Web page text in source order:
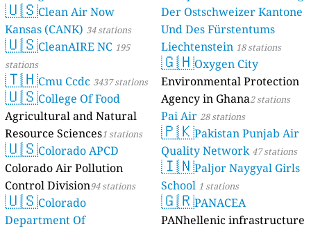
🇺🇸Clean Air Now
Kansas (CANK) 34 stations
🇺🇸CleanAIRE NC 195
stations
🇹🇭Cmu Ccdc 3437 stations
🇺🇸College Of Food
Agricultural and Natural
Resource Sciences1 stations
🇺🇸Colorado APCD
Colorado Air Pollution
Control Division94 stations
🇺🇸Colorado
Department Of
Der Ostschweizer Kantone
Und Des Fürstentums
Liechtenstein 18 stations
🇬🇭Oxygen City
Environmental Protection
Agency in Ghana2 stations
Pai Air 28 stations
🇵🇰Pakistan Punjab Air
Quality Network 47 stations
🇮🇳Paljor Naygyal Girls
School 1 stations
🇬🇷PANACEA
PANhellenic infrastructure